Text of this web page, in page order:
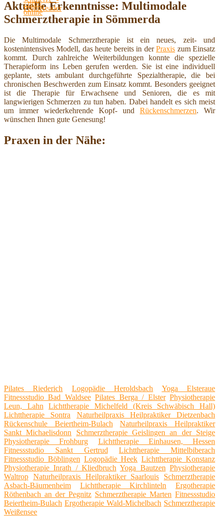
Aktuelle Erkenntnisse: Multimodale
Schmerztherapie in Sömmerda
Die Multimodale Schmerztherapie ist ein neues, zeit- und
kostenintensives Modell, das heute bereits in derPraxis zum Einsatz
kommt. Durch zahlreiche Weiterbildungen konnte die spezielle
Therapieform ins Leben gerufen werden. Sie ist eine individuell
geplante, stets ambulant durchgeführte Spezialtherapie, die bei
chronischen Beschwerden zum Einsatz kommt. Besonders geeignet
ist die Therapie für Erwachsene und Senioren, die es mit
langwierigen Schmerzen zu tun haben. Dabei handelt es sich meist
um immer wiederkehrende Kopf- und Rückenschmerzen. Wir
wünschen Ihnen gute Genesung!
Praxen in der Nähe:
Pilates Riederich Logopädie Heroldsbach
Yoga Elsteraue
Fitnessstudio Bad Waldsee Pilates Berga / Elster Physiotherapie
Leun, Lahn
Lichttherapie Michelfeld (Kreis Schwäbisch Hall)
Lichttherapie Sontra
Naturheilpraxis Heilpraktiker Dietzenbach
Rückenschule Beiertheim-Bulach
Naturheilpraxis Heilpraktiker
Sankt Michaelisdonn
Schmerztherapie Geislingen an der Steige
Physiotherapie Frohburg
Lichttherapie Einhausen, Hessen
Fitnessstudio Sankt Gertrud
Lichttherapie Mittelbiberach
Fitnessstudio Böblingen Logopädie Heek Lichttherapie Konstanz
Physiotherapie Inrath / Kliedbruch Yoga Bautzen Physiotherapie
Waltrop Naturheilpraxis Heilpraktiker Saarlouis
Schmerztherapie
Asbach-Bäumenheim
Lichttherapie Kirchlinteln
Ergotherapie
Röthenbach an der Pegnitz Schmerztherapie Marten Fitnessstudio
Beiertheim-Bulach Ergotherapie Wald-Michelbach Schmerztherapie
Weißensee